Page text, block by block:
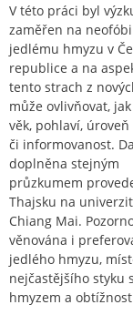
V této práci byl
zaměřen na
jedlému hmyzu v
republice a na
tento strach z
může ovlivňovat,
věk, pohlaví,
či informovanost.
doplněna stejným
průzkumem
Thajsku na
Chiang Mai.
věnována i
jedlého hmyzu,
nejčastějšího styku
hmyzem a